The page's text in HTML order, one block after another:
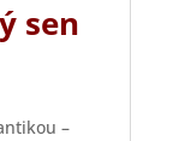
sen
–